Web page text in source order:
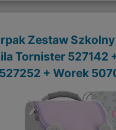
Zestaw
Tornister 527142
527252 + Worek